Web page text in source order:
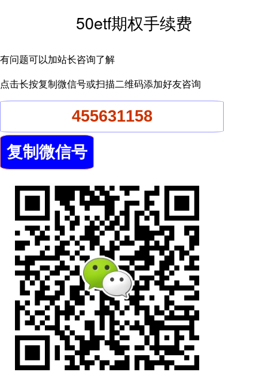
50etf期权手续费
有问题可以加站长咨询了解
点击长按复制微信号或扫描二维码添加好友咨询